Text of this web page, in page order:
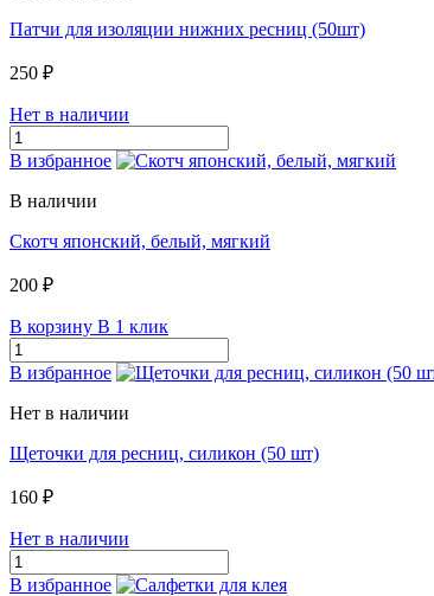
Патчи для изоляции нижних ресниц (50шт)
250 ₽
Нет в наличии
В избранное
В наличии
Скотч японский, белый, мягкий
200 ₽
В корзину В 1 клик
В избранное
Нет в наличии
Щеточки для ресниц, силикон (50 шт)
160 ₽
Нет в наличии
В избранное